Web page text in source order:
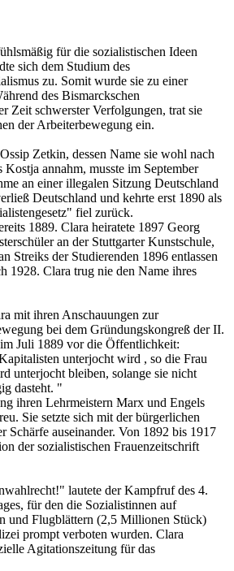
für die sozialistischen Ideen
sich dem Studium des
zu. Somit wurde sie zu einer
des Bismarckschen
Zeit schwerster Verfolgungen, trat sie
der Arbeiterbewegung ein.
Zetkin, dessen Name sie wohl nach
Kostja annahm, musste im September
an einer illegalen Sitzung Deutschland
Deutschland und kehrte erst 1890 als
fiel zurück.
1889. Clara heiratete 1897 Georg
an der Stuttgarter Kunstschule,
Streiks der Studierenden 1896 entlassen
1928. Clara trug nie den Name ihres
mit ihren Anschauungen zur
bei dem Gründungskongreß der II.
Juli 1889 vor die Öffentlichkeit:
unterjocht wird , so die Frau
unterjocht bleiben, solange sie nicht
dasteht. "
ihren Lehrmeistern Marx und Engels
Sie setzte sich mit der bürgerlichen
Schärfe auseinander. Von 1892 bis 1917
der sozialistischen Frauenzeitschrift
lautete der Kampfruf des 4.
für den die Sozialistinnen auf
und Flugblättern (2,5 Millionen Stück)
prompt verboten wurden. Clara
Agitationszeitung für das